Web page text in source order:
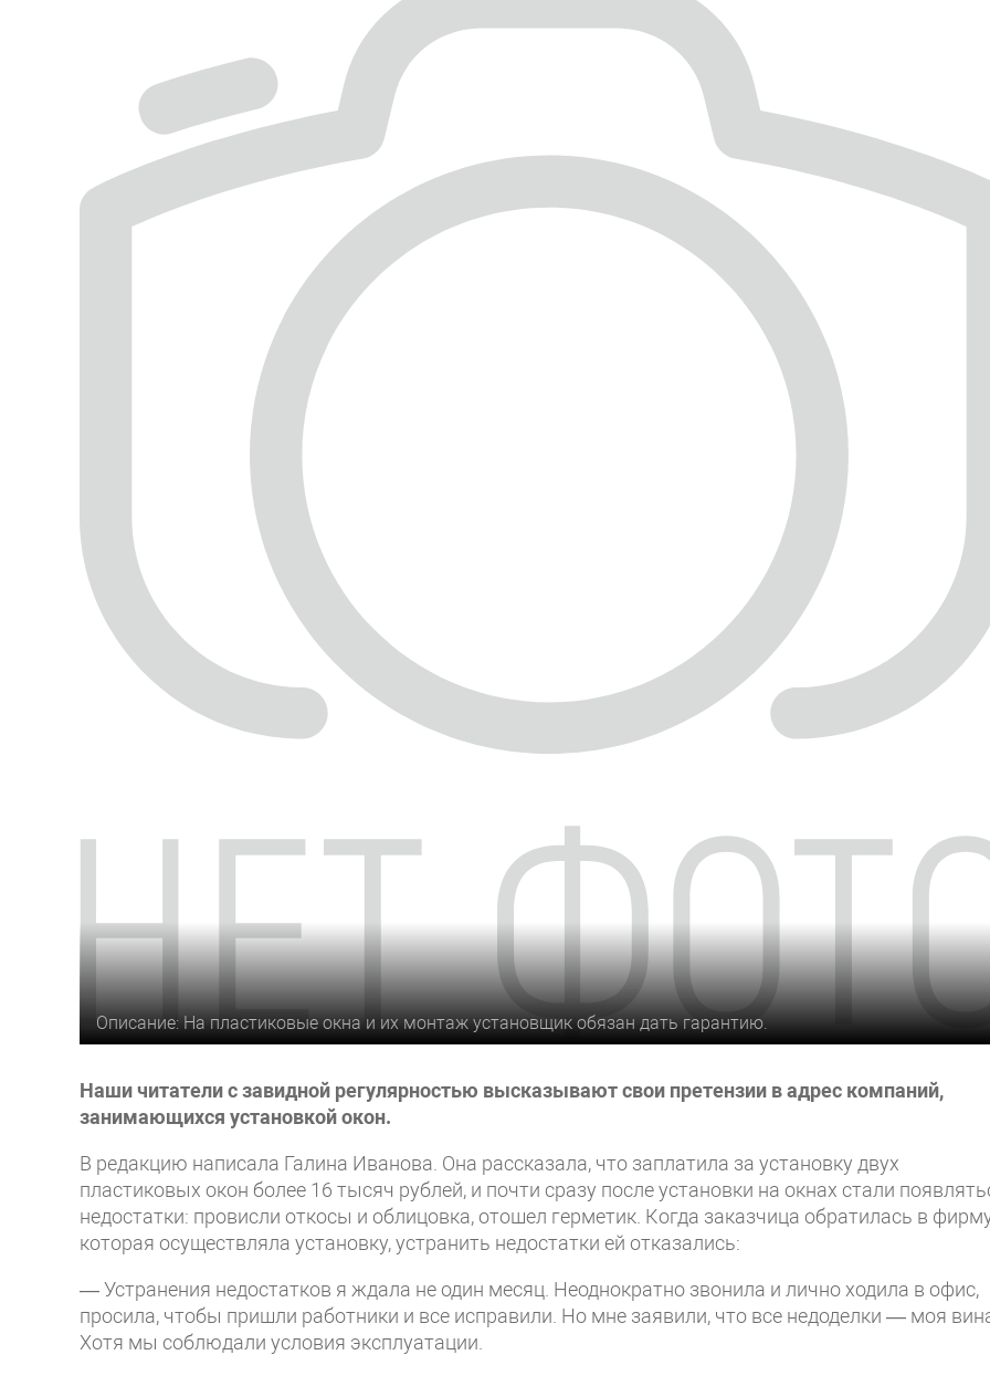
Описание: На пластиковые окна и их монтаж установщик обязан дать гарантию.
Наши читатели с завидной регулярностью высказывают свои претензии в адрес компаний,
занимающихся установкой окон.
В редакцию написала Галина Иванова. Она рассказала, что заплатила за установку двух
пластиковых окон более 16 тысяч рублей, и почти сразу после установки на окнах стали
недостатки: провисли откосы и облицовка, отошел герметик. Когда заказчица обратилась в
которая осуществляла установку, устранить недостатки ей отказались:
— Устранения недостатков я ждала не один месяц. Неоднократно звонила и лично ходила в офис,
просила, чтобы пришли работники и все исправили. Но мне заявили, что все недоделки — моя
Хотя мы соблюдали условия эксплуатации.